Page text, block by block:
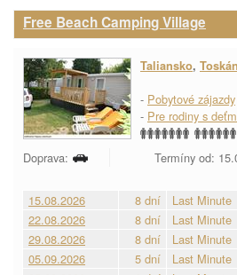
Free Beach Camping Village
Taliansko,
- Pobytové zájazdy
- Pre rodiny s
Doprava: Termíny od:
15.08.2026 8 dní Last Minute
22.08.2026
8 dní Last Minute
29.08.2026
8 dní Last Minute
05.09.2026
5 dní Last Minute